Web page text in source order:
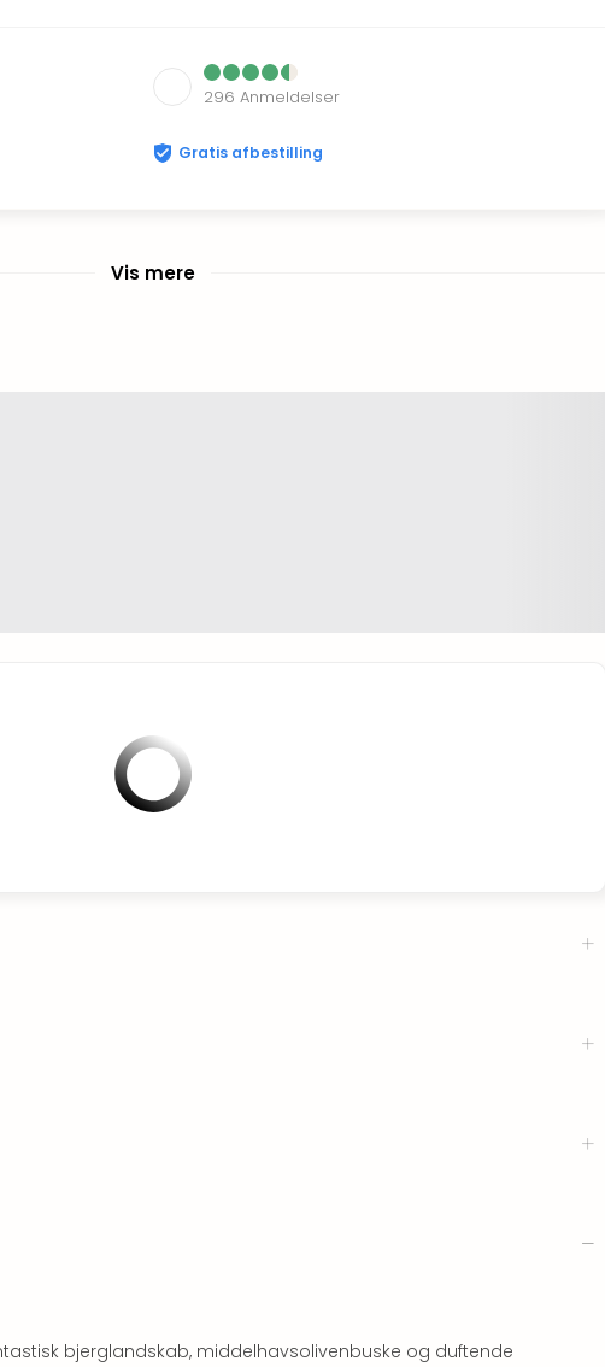
296 Anmeldelser
Gratis afbestilling
Vis mere
bjerglandskab, middelhavsolivenbuske og duftende